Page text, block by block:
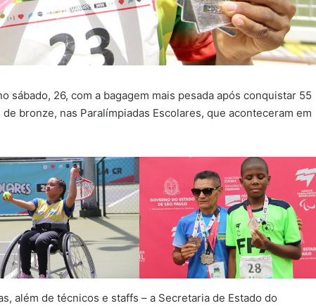
sábado, 26, com a bagagem mais pesada após conquistar 55
bronze, nas Paralímpiadas Escolares, que aconteceram em
além de técnicos e staffs – a Secretaria de Estado do